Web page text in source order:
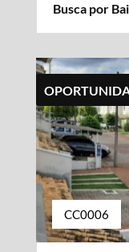
Busca por
CC0006